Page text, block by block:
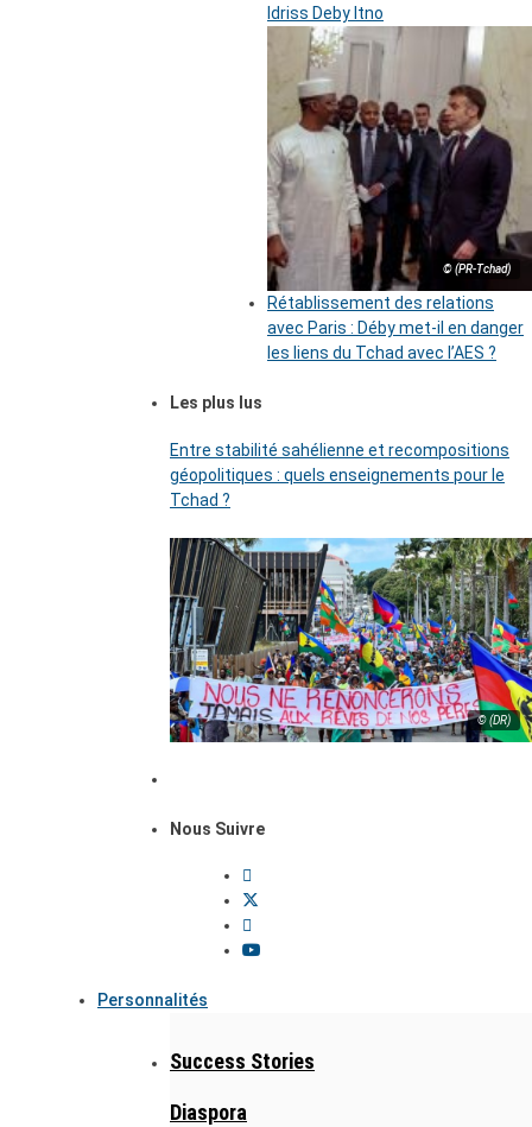
Idriss Deby Itno
© (PR-Tchad)
Rétablissement des relations
avec Paris : Déby met-il en danger
les liens du Tchad avec l’AES ?
Les plus lus
Entre stabilité sahélienne et recompositions
géopolitiques : quels enseignements pour le
Tchad ?
© (DR)
Nous Suivre
Personnalités
Success Stories
Diaspora